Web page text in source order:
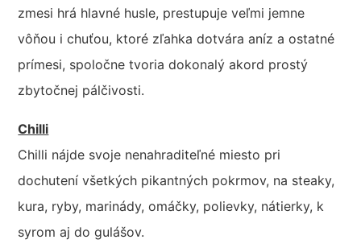
zmesi hrá hlavné husle, prestupuje veľmi jemne
vôňou i chuťou, ktoré zľahka dotvára aníz a ostatné
prímesi, spoločne tvoria dokonalý akord prostý
zbytočnej pálčivosti.
Chilli
Chilli nájde svoje nenahraditeľné miesto pri
dochutení všetkých pikantných pokrmov, na steaky,
kura, ryby, marinády, omáčky, polievky, nátierky, k
syrom aj do gulášov.